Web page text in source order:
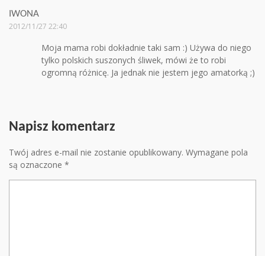
IWONA
2012/11/27 22:40
Moja mama robi dokładnie taki sam :) Używa do niego
tylko polskich suszonych śliwek, mówi że to robi
ogromną różnicę. Ja jednak nie jestem jego amatorką ;)
Napisz komentarz
Twój adres e-mail nie zostanie opublikowany. Wymagane pola
są oznaczone *